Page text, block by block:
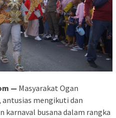
— Masyarakat Ogan
mengikuti dan
karnaval busana dalam rangka